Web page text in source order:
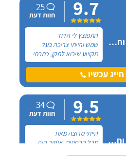
אלכס דודי שמש וחשמל
9.7
25
חוות דעת
התפוצץ לי הדוד
שמש והייתי צריכה בעל
מקצוע שיבוא לתקן, כתבתי
בגוגל טכנאי דודים ואז
הגעתי לקבוצה של העיר
חיפה בפייסבוק, שם כמה
דודי שמש וחשמל".
חייג עכשיו
אופיר דודי שמש וחשמל
9.5
34
חוות דעת
הייתי מרוצה מאוד
מכל הבחינות, אופיר היה